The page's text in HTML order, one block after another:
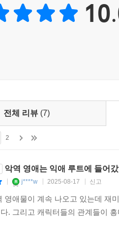
전체 리뷰 (7)
2
악역 영애는 익애 루트에 들어
j****w 2025-08-17 신고
영애물이 계속 나오고 있는데 재
. 그리고 캐릭터들의 관계들이